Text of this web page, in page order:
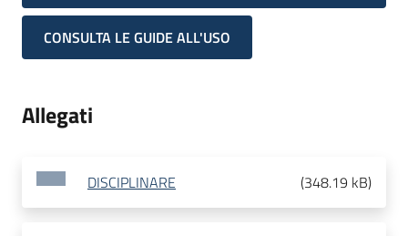
CONSULTA LE GUIDE ALL'USO
Allegati
DISCIPLINARE (348.19 kB)